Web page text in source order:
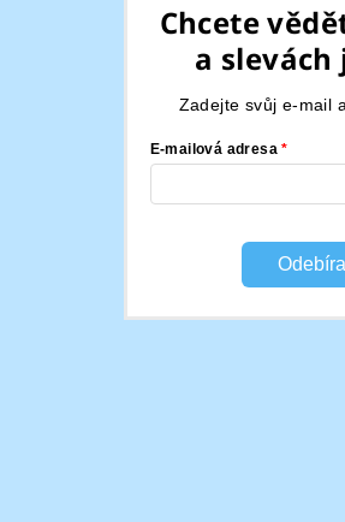
Chcete
a
Zadejte svůj e-mail
E-mailová adresa